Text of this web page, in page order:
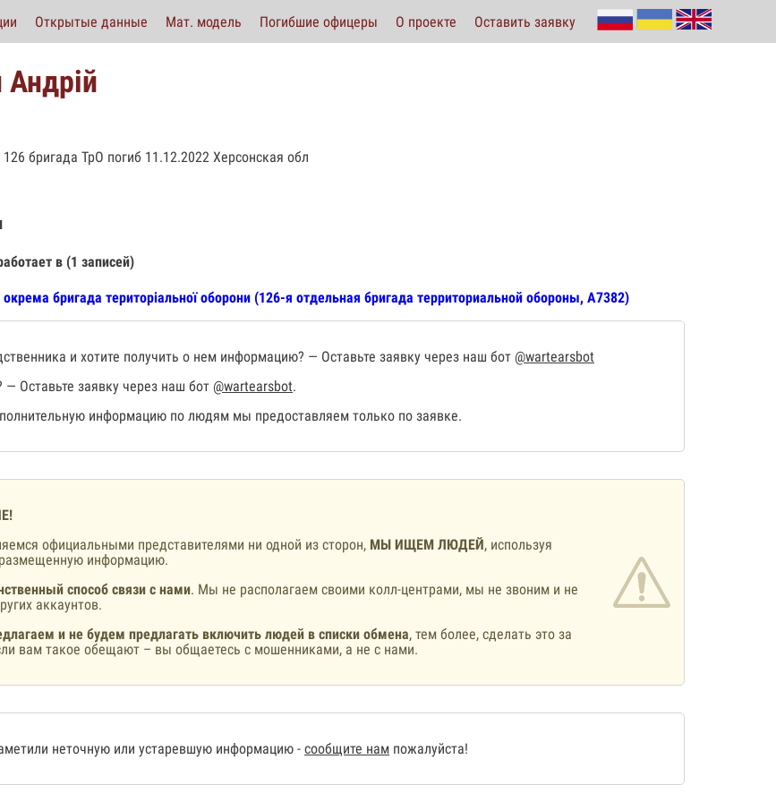
Открытые данные Мат. модель Погибшие офицеры О проекте Оставить заявку
Андрій
бригада ТрО погиб 11.12.2022 Херсонская обл
в (1 записей)
окрема бригада територіальної оборони (126-я отдельная бригада территориальной обороны, А7382)
и хотите получить о нем информацию? — Оставьте заявку через наш бот @wartearsbot
Оставьте заявку через наш бот @wartearsbot.
информацию по людям мы предоставляем только по заявке.
официальными представителями ни одной из сторон, МЫ ИЩЕМ ЛЮДЕЙ, используя
информацию.
способ связи с нами. Мы не располагаем своими колл-центрами, мы не звоним и не
аккаунтов.
и не будем предлагать включить людей в списки обмена, тем более, сделать это за
вам такое обещают – вы общаетесь с мошенниками, а не с нами.
неточную или устаревшую информацию - сообщите нам пожалуйста!